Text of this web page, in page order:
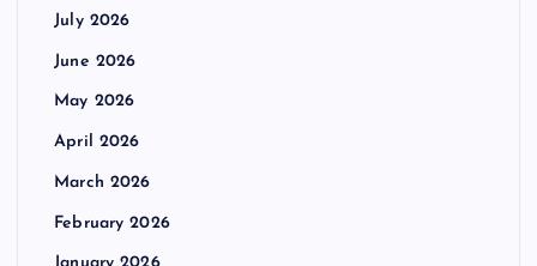
July 2026
June 2026
May 2026
April 2026
March 2026
February 2026